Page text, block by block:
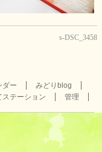
s-DSC_3458
ダー
みどりblog
ステーション 管理